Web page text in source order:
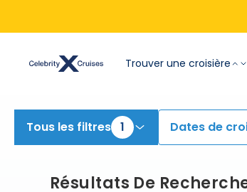
Trouver une croisière
Tous les filtres 1 Dates de
Résultats De